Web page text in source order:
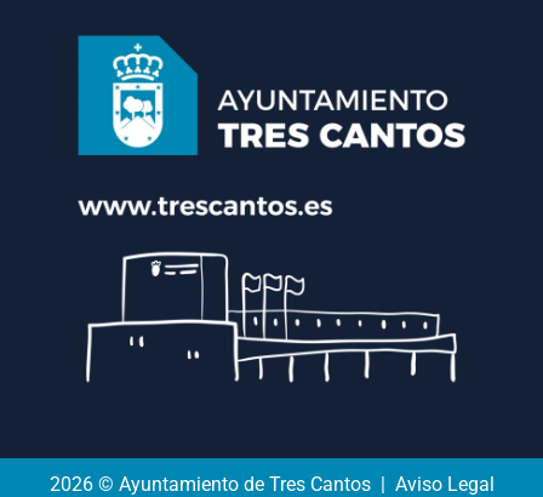
2026 © Ayuntamiento de Tres Cantos | Aviso Legal